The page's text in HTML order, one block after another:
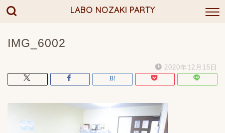
LABO NOZAKI PARTY
IMG_6002
2020年12月15日